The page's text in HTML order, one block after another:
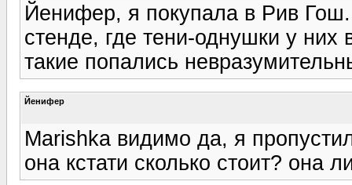
Йенифер, я покупала в Рив
стенде, где тени-однушки у
такие попались
Йенифер
Marishka видимо да, я
она кстати сколько стоит? она